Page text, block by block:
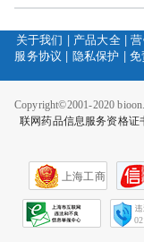
关于我们 | 产品大全|
服务协议 | 隐私保护 |
Copyright©2001-2020
联网药品信息服务资格证
上海工商